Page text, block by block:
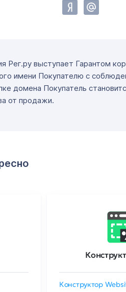
Рег.ру выступает Гарантом
имени Покупателю с
домена Покупатель
от продажи.
Конструктор